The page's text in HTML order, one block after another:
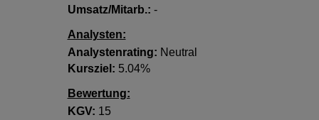
Umsatz/Mitarb.: -
Analysten:
Analystenrating: Neutral
Kursziel: 5.04%
Bewertung:
KGV: 15